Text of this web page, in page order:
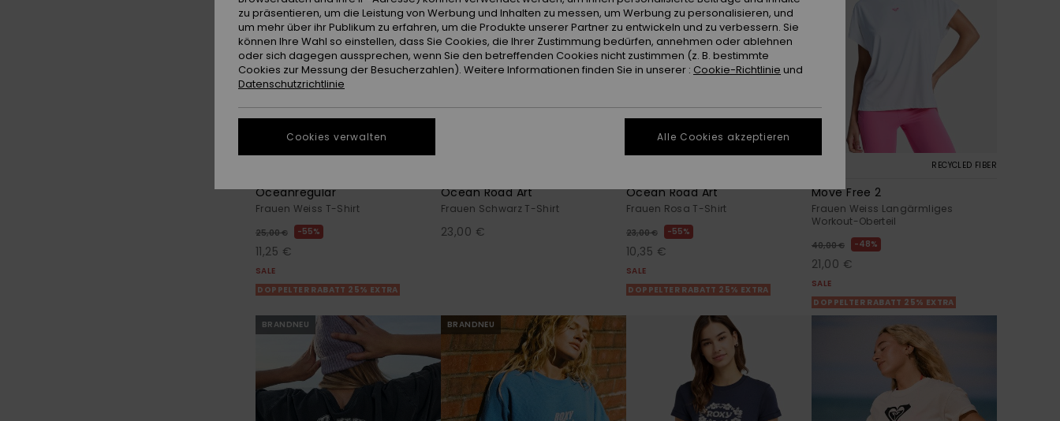
Oceanregular
Frauen Weiss T-Shirt
25,00 € 55%
11,25 €
SALE
DOPPELTER RABATT 25% EXTRA
Ocean Road Art
Frauen Schwarz T-Shirt
23,00 €
Ocean Road Art
Frauen Rosa T-Shirt
23,00 € 55%
10,35 €
SALE
DOPPELTER RABATT 25% EXTRA
RECYCLED FIBER
Move Free 2
Frauen Weiss Langärmliges
Workout-Oberteil
40,00 € 48%
21,00 €
SALE
DOPPELTER RABATT 25% EXTRA
BRANDNEU
BRANDNEU
zu präsentieren, um die Leistung von Werbung und Inhalten zu messen, um Werbung zu personalisieren, und
um mehr über ihr Publikum zu erfahren, um die Produkte unserer Partner zu entwickeln und zu verbessern. Sie
können Ihre Wahl so einstellen, dass Sie Cookies, die Ihrer Zustimmung bedürfen, annehmen oder ablehnen
oder sich dagegen aussprechen, wenn Sie den betreffenden Cookies nicht zustimmen (z. B. bestimmte
Cookies zur Messung der Besucherzahlen). Weitere Informationen finden Sie in unserer : Cookie-Richtlinie und
Datenschutzrichtlinie
Cookies verwalten Alle Cookies akzeptieren